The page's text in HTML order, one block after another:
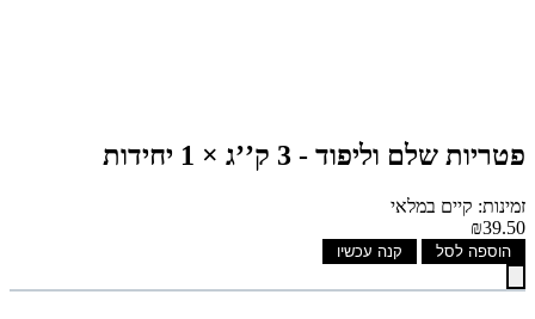
פטריות שלם וליפוד - 3 ק’’ג × 1 יחידות
זמינות: קיים במלאי
₪39.50
הוספה לסל קנה עכשיו